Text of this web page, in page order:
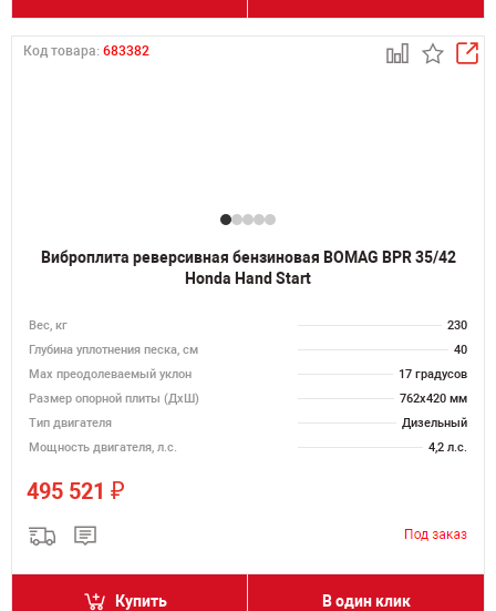
Код товара: 683382
Виброплита реверсивная бензиновая BOMAG BPR 35/42
Honda Hand Start
Вес, кг
230
Глубина уплотнения песка, см
40
Max преодолеваемый уклон
17 градусов
Размер опорной плиты (ДхШ)
762х420 мм
Тип двигателя
Дизельный
Мощность двигателя, л.с.
4,2 л.с.
495 521 ₽
Купить В один клик